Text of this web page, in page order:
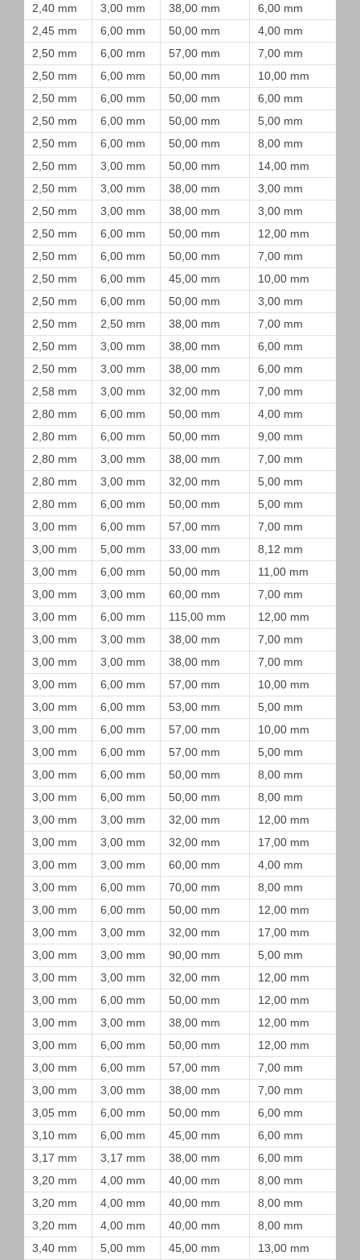
2,40 mm
3,00 mm 38,00 mm
6,00 mm
2,45 mm
6,00 mm 50,00 mm
4,00 mm
2,50 mm
6,00 mm 57,00 mm
7,00 mm
2,50 mm
6,00 mm 50,00 mm
10,00 mm
2,50 mm
6,00 mm 50,00 mm
6,00 mm
2,50 mm
6,00 mm 50,00 mm
5,00 mm
2,50 mm
6,00 mm 50,00 mm
8,00 mm
2,50 mm
3,00 mm 50,00 mm
14,00 mm
2,50 mm
3,00 mm 38,00 mm
3,00 mm
2,50 mm
3,00 mm 38,00 mm
3,00 mm
2,50 mm
6,00 mm 50,00 mm
12,00 mm
2,50 mm
6,00 mm 50,00 mm
7,00 mm
2,50 mm
6,00 mm 45,00 mm
10,00 mm
2,50 mm
6,00 mm 50,00 mm
3,00 mm
2,50 mm
2,50 mm 38,00 mm
7,00 mm
2,50 mm
3,00 mm 38,00 mm
6,00 mm
2,50 mm
3,00 mm 38,00 mm
6,00 mm
2,58 mm
3,00 mm 32,00 mm
7,00 mm
2,80 mm
6,00 mm 50,00 mm
4,00 mm
2,80 mm
6,00 mm 50,00 mm
9,00 mm
2,80 mm
3,00 mm 38,00 mm
7,00 mm
2,80 mm
3,00 mm 32,00 mm
5,00 mm
2,80 mm
6,00 mm 50,00 mm
5,00 mm
3,00 mm
6,00 mm 57,00 mm
7,00 mm
3,00 mm
5,00 mm 33,00 mm
8,12 mm
3,00 mm
6,00 mm 50,00 mm
11,00 mm
3,00 mm
3,00 mm 60,00 mm
7,00 mm
3,00 mm
6,00 mm 115,00 mm
12,00 mm
3,00 mm
3,00 mm 38,00 mm
7,00 mm
3,00 mm
3,00 mm 38,00 mm
7,00 mm
3,00 mm
6,00 mm 57,00 mm
10,00 mm
3,00 mm
6,00 mm 53,00 mm
5,00 mm
3,00 mm
6,00 mm 57,00 mm
10,00 mm
3,00 mm
6,00 mm 57,00 mm
5,00 mm
3,00 mm
6,00 mm 50,00 mm
8,00 mm
3,00 mm
6,00 mm 50,00 mm
8,00 mm
3,00 mm
3,00 mm 32,00 mm
12,00 mm
3,00 mm
3,00 mm 32,00 mm
17,00 mm
3,00 mm
3,00 mm 60,00 mm
4,00 mm
3,00 mm
6,00 mm 70,00 mm
8,00 mm
3,00 mm
6,00 mm 50,00 mm
12,00 mm
3,00 mm
3,00 mm 32,00 mm
17,00 mm
3,00 mm
3,00 mm 90,00 mm
5,00 mm
3,00 mm
3,00 mm 32,00 mm
12,00 mm
3,00 mm
6,00 mm 50,00 mm
12,00 mm
3,00 mm
3,00 mm 38,00 mm
12,00 mm
3,00 mm
6,00 mm 50,00 mm
12,00 mm
3,00 mm
6,00 mm 57,00 mm
7,00 mm
3,00 mm
3,00 mm 38,00 mm
7,00 mm
3,05 mm
6,00 mm 50,00 mm
6,00 mm
3,10 mm
6,00 mm 45,00 mm
6,00 mm
3,17 mm
3,17 mm 38,00 mm
6,00 mm
3,20 mm
4,00 mm 40,00 mm
8,00 mm
3,20 mm
4,00 mm 40,00 mm
8,00 mm
3,20 mm
4,00 mm 40,00 mm
8,00 mm
3,40 mm
5,00 mm 45,00 mm 13,00 mm